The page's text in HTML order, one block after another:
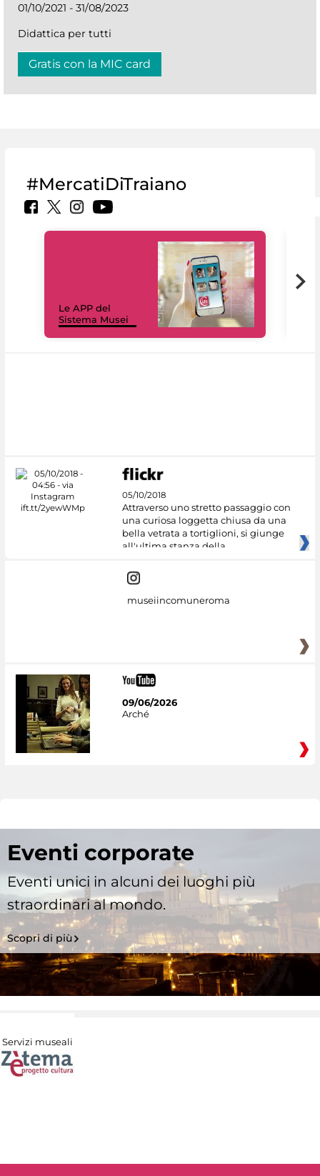
01/10/2021 - 31/08/2023
Didattica per tutti
Gratis con la MIC card
#MercatiDiTraiano
Le APP del
Sistema Musei
05/10/2018
Attraverso uno stretto passaggio con
una curiosa loggetta chiusa da una
bella vetrata a tortiglioni, si giunge
all'ultima stanza della
museiincomuneroma
09/06/2026
Arché
Eventi corporate
Eventi unici in alcuni dei luoghi più
straordinari al mondo.
Scopri di più
Servizi museali